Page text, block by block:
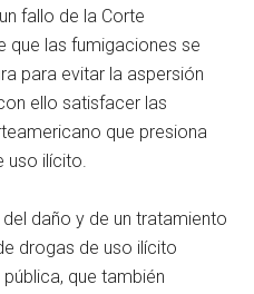
fallo de la Corte
que las fumigaciones se
para evitar la aspersión
ello satisfacer las
que presiona
uso ilícito.
daño y de un tratamiento
drogas de uso ilícito
que también